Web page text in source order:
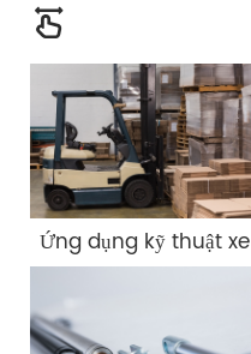
Ứng dụng kỹ thuật xe